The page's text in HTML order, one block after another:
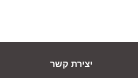
יצירת קשר